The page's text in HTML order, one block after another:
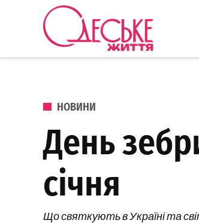
Перейти до вмісту
ОПУБЛІКОВАНО В
НОВИНИ
День
січня
Що святкують в Україні та